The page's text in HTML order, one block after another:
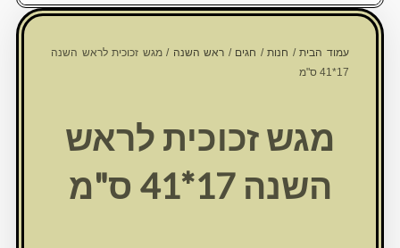
עמוד הבית/חנות/חגים/ראש השנה/ מגש זכוכית לראש השנה
מגש זכוכית לראש
השנה 17*41 ס"מ